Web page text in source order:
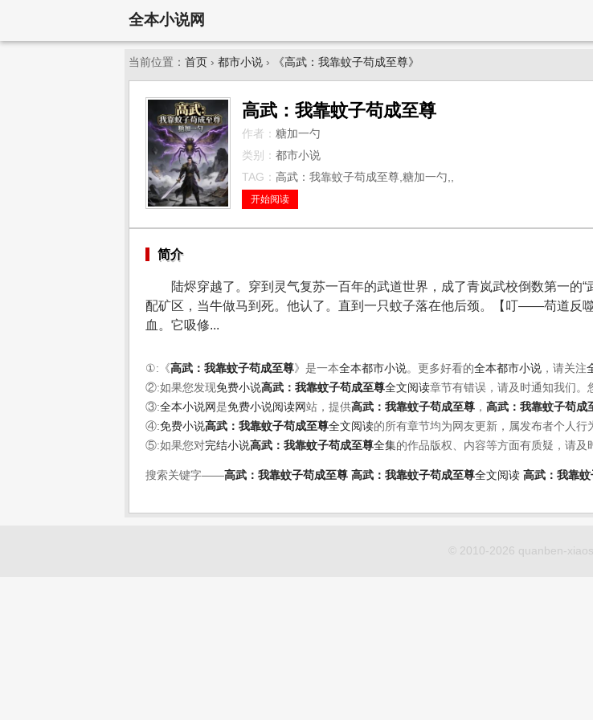
全本小说网
当前位置： 首页 › 都市小说 › 《高武：我靠蚊子苟成至尊》
高武：我靠蚊子苟成至尊
作者： 糖加一勺
类别： 都市小说
TAG： 高武：我靠蚊子苟成至尊,糖加一勺,,
开始阅读
简介
陆烬穿越了。穿到灵气复苏一百年的武道世界，成了青岚武校倒数第一的
配矿区，当牛做马到死。他认了。直到一只蚊子落在他后颈。【叮——苟道反
血。它吸修...
①:《高武：我靠蚊子苟成至尊》是一本全本都市小说。更多好看的全本都市小说 ，请关注
②:如果您发现免费小说高武：我靠蚊子苟成至尊全文阅读章节有错误，请及时通知我们。
③:全本小说网是免费小说阅读网站，提供高武：我靠蚊子苟成至尊 ， 高武：我靠蚊子苟成
④:免费小说高武：我靠蚊子苟成至尊全文阅读的所有章节均为网友更新，属发布者个人行
⑤:如果您对完结小说高武：我靠蚊子苟成至尊全集的作品版权、内容等方面有质疑，请及
搜索关键字——高武：我靠蚊子苟成至尊 高武：我靠蚊子苟成至尊全文阅读 高武：我靠
© 2010-2026 quanben-